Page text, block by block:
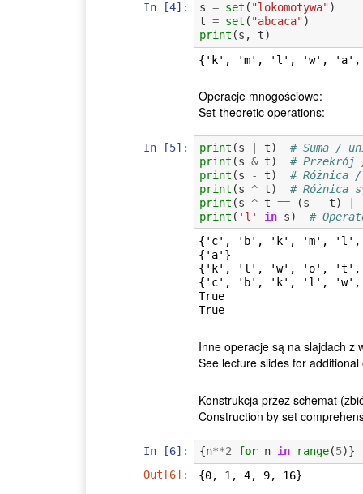
In [4]: s = set ( "lokomotywa")
t = set ( "abcaca")
print (s , t)
Operacje mnogościowe:
Set-theoretic operations:
In [5]: print (s t)
# Suma /
print (s & t)
#
print (s - t)
# Różnica
print (s ^ t)
# Różnica
print (s ^ t == (s - t)
print ( 'l' in s)
#
{'c', 'b', 'k', 'm',
{'a'}
{'k', 'l', 'w', 'o', 't',
{'c', 'b', 'k', 'l',
True
True
Inne operacje są na slajdach z
See lecture slides for additional
Konstrukcja przez schemat
Construction by set
In [6]: {n**2 for n in range(5)}
Out[6]:
{0, 1, 4, 9, 16}